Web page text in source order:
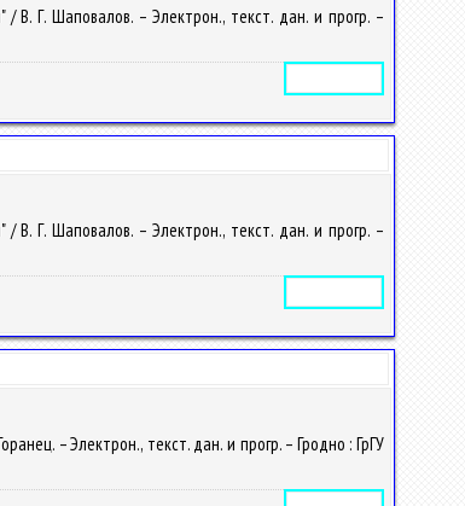
В. Г. Шаповалов. – Электрон., текст. дан. и прогр. –
В. Г. Шаповалов. – Электрон., текст. дан. и прогр. –
– Электрон., текст. дан. и прогр. – Гродно : ГрГУ